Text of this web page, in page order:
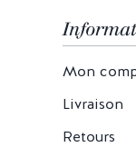
Mon
Livraison
Retours